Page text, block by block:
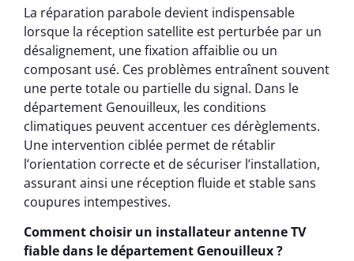
La réparation parabole devient indispensable
lorsque la réception satellite est perturbée par un
désalignement, une fixation affaiblie ou un
composant usé. Ces problèmes entraînent souvent
une perte totale ou partielle du signal. Dans le
département Genouilleux, les conditions
climatiques peuvent accentuer ces dérèglements.
Une intervention ciblée permet de rétablir
l’orientation correcte et de sécuriser l’installation,
assurant ainsi une réception fluide et stable sans
coupures intempestives.
Comment choisir un installateur antenne TV
fiable dans le département Genouilleux ?